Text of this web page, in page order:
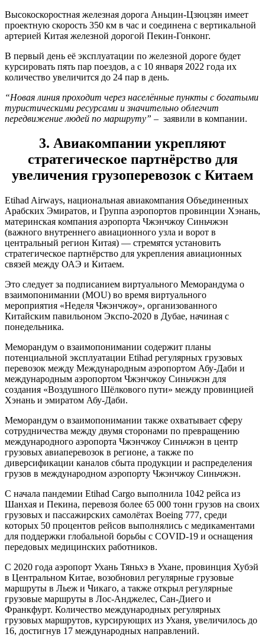
Высокоскоростная железная дорога Аньцин-Цзюцзян имеет
проектную скорость 350 км в час и соединена с вертикальной
артерией Китая железной дорогой Пекин-Гонконг.
В первый день её эксплуатации по железной дороге будет
курсировать пять пар поездов, а с 10 января 2022 года их
количество увеличится до 24 пар в день.
“Новая линия проходит через населённые пункты с богатыми
туристическими ресурсами и значительно облегчит
передвижение людей по маршруту” – заявили в компании.
3. Авиакомпании укрепляют
стратегическое партнёрство для
увеличения грузоперевозок с Китаем
Etihad Airways, национальная авиакомпания Объединенных
Арабских Эмиратов, и Группа аэропортов провинции Хэнань,
материнская компания аэропорта Чжэнчжоу Синьчжэн
(важного внутреннего авиационного узла и ворот в
центральный регион Китая) — стремятся установить
стратегическое партнёрство для укрепления авиационных
связей между ОАЭ и Китаем.
Это следует за подписанием виртуального Меморандума о
взаимопонимании (MOU) во время виртуального
мероприятия «Неделя Чжэнчжоу», организованного
Китайским павильоном Экспо-2020 в Дубае, начиная с
понедельника.
Меморандум о взаимопонимании содержит планы
потенциальной эксплуатации Etihad регулярных грузовых
перевозок между Международным аэропортом Абу-Даби и
международным аэропортом Чжэнчжоу Синьчжэн для
создания «Воздушного Шёлкового пути» между провинцией
Хэнань и эмиратом Абу-Даби.
Меморандум о взаимопонимании также охватывает сферу
сотрудничества между двумя сторонами по превращению
международного аэропорта Чжэнчжоу Синьчжэн в центр
грузовых авиаперевозок в регионе, а также по
диверсификации каналов сбыта продукции и распределения
грузов в международном аэропорту Чжэнчжоу Синьчжэн.
С начала пандемии Etihad Cargo выполнила 1042 рейса из
Шанхая и Пекина, перевозя более 65 000 тонн грузов на своих
грузовых и пассажирских самолётах Boeing 777, среди
которых 50 процентов рейсов выполнялись с медикаментами
для поддержки глобальной борьбы с COVID-19 и оснащения
передовых медицинских работников.
С 2020 года аэропорт Ухань Тяньхэ в Ухане, провинция Хубэй
в Центральном Китае, возобновил регулярные грузовые
маршруты в Льеж и Чикаго, а также открыл регулярные
грузовые маршруты в Лос-Анджелес, Сан-Диего и
Франкфурт. Количество международных регулярных
грузовых маршрутов, курсирующих из Уханя, увеличилось до
16, достигнув 17 международных направлений.